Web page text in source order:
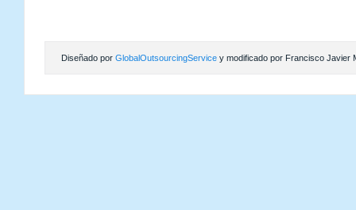
Diseñado por GlobalOutsourcingService y modificado por Francisco Javier